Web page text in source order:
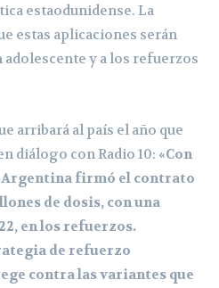
estaodunidense. La
estas aplicaciones serán
adolescente y a los refuerzos
arribará al país el año que
diálogo con Radio 10: «Con
Argentina firmó el contrato
de dosis, con una
en los refuerzos.
de refuerzo
contra las variantes que